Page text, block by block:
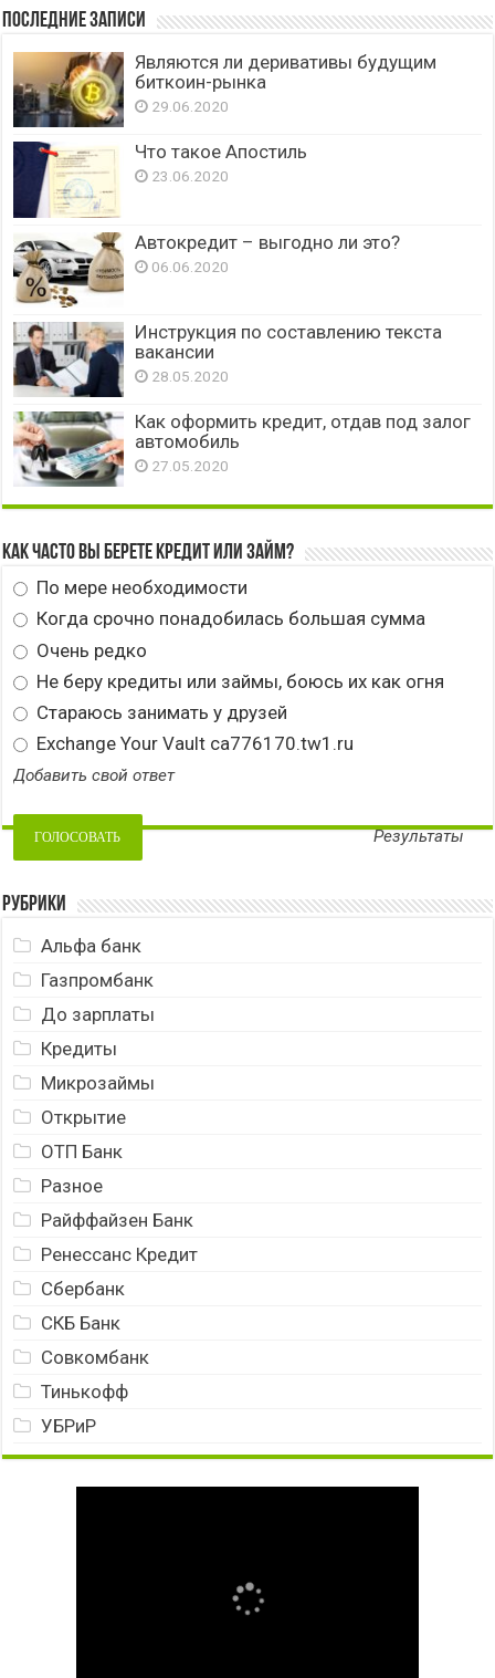
Последние записи
Являются ли деривативы будущим
биткоин-рынка
29.06.2020
Что такое Апостиль
23.06.2020
Автокредит – выгодно ли это?
06.06.2020
Инструкция по составлению текста
вакансии
28.05.2020
Как оформить кредит, отдав под залог
автомобиль
27.05.2020
Как часто вы берете кредит или займ?
По мере необходимости
Когда срочно понадобилась большая сумма
Очень редко
Не беру кредиты или займы, боюсь их как огня
Стараюсь занимать у друзей
Exchange Your Vault ca776170.tw1.ru
Добавить свой ответ
Результаты
Рубрики
Альфа банк
Газпромбанк
До зарплаты
Кредиты
Микрозаймы
Открытие
ОТП Банк
Разное
Райффайзен Банк
Ренессанс Кредит
Сбербанк
СКБ Банк
Совкомбанк
Тинькофф
УБРиР